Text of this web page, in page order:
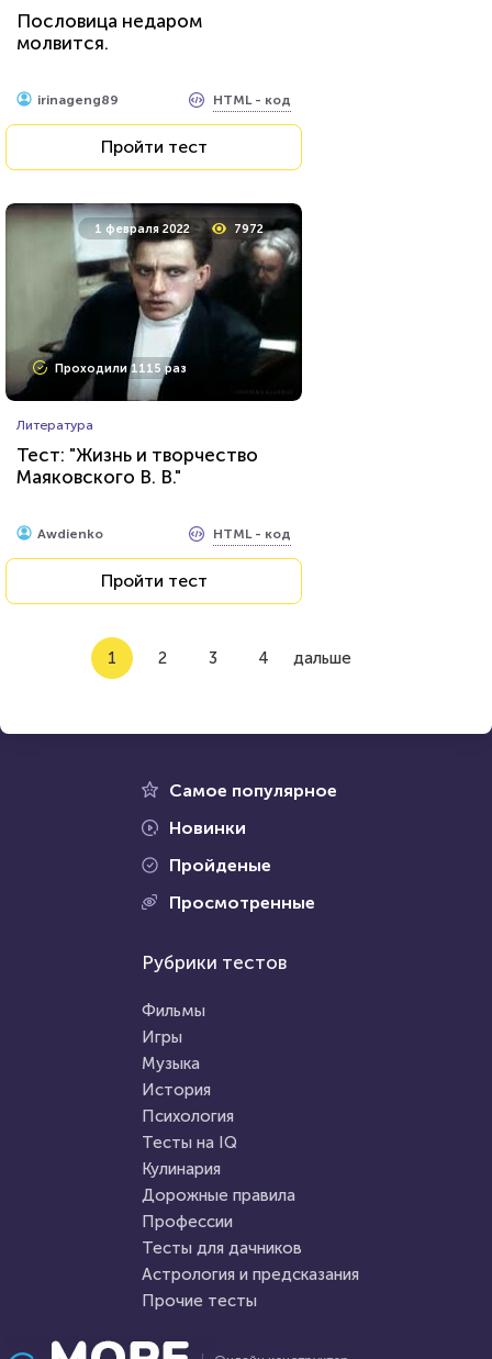
Пословица недаром
молвится.
irinageng89 HTML - код
Пройти тест
1 февраля 2022 7972
Проходили 1115 раз
Литература
Тест: "Жизнь и творчество
Маяковского В. В."
Awdienko HTML - код
Пройти тест
1 2 3 4 дальше
Рубрики тестов
Фильмы
Игры
Музыка
История
Психология
Тесты на IQ
Кулинария
Дорожные правила
Профессии
Тесты для дачников
Астрология и предсказания
Прочие тесты
Самое популярное
Новинки
Пройденые
Просмотренные